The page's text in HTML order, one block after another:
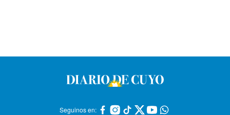
Seguinos en: